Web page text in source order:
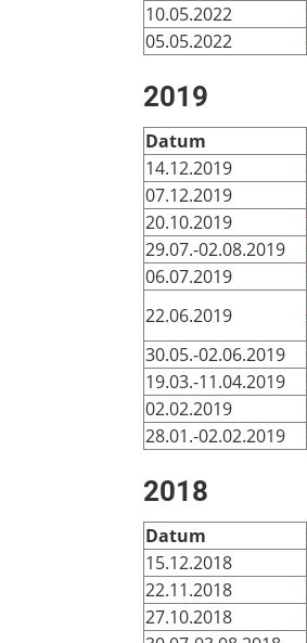
10.05.2022
05.05.2022
2019
Datum
14.12.2019
07.12.2019
20.10.2019
29.07.-02.08.2019
06.07.2019
22.06.2019
30.05.-02.06.2019
19.03.-11.04.2019
02.02.2019
28.01.-02.02.2019
2018
Datum
15.12.2018
22.11.2018
27.10.2018